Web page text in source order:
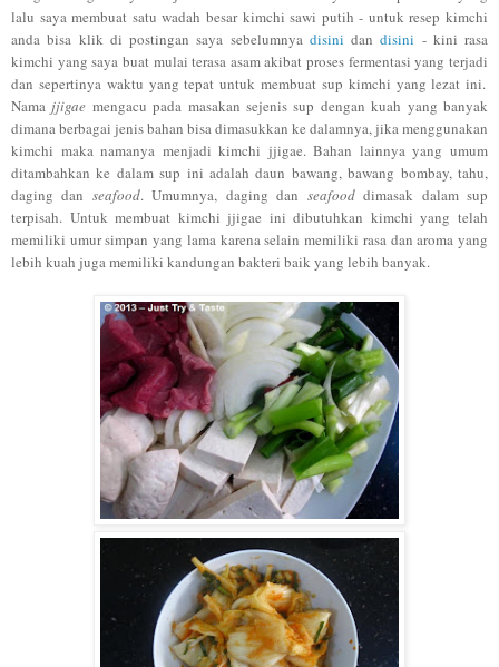
lalu saya membuat satuwadah besar kimchi sawi putih- untuk resep kimchi
anda bisa klik di postingan saya sebelumnya disini dandisini - kini rasa
kimchi yang saya buat mulai terasa asam akibat proses fermentasi yang terjadi
dan sepertinya waktu yang tepat untuk membuat sup kimchi yang lezat ini.
Nama jjigae mengacu pada masakan sejenis sup dengan kuah yang banyak
dimana berbagai jenis bahan bisa dimasukkan ke dalamnya, jika menggunakan
kimchi maka namanya menjadi kimchi jjigae. Bahan lainnyayang umum
ditambahkan ke dalam sup ini adalahdaun bawang, bawang bombay, tahu,
daging dan seafood.Umumnya, daging dan seafood dimasak dalam sup
terpisah. Untuk membuat kimchijjigae ini dibutuhkan kimchi yang telah
memiliki umur simpan yang lama karena selain memiliki rasa dan aroma yang
lebih kuah juga memiliki kandungan bakteri baik yang lebih banyak.